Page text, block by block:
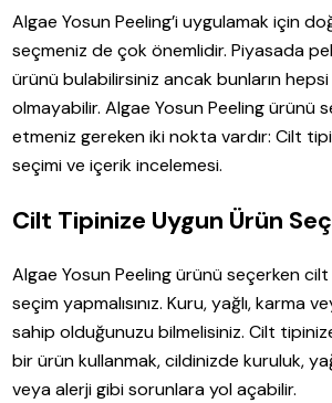
Algae Yosun Peeling’i uygulamak için
seçmeniz de çok önemlidir. Piyasada
ürünü bulabilirsiniz ancak bunların
olmayabilir. Algae Yosun Peeling ürünü
etmeniz gereken iki nokta vardır: Cilt
seçimi ve içerik incelemesi.
Cilt Tipinize Uygun Ürün
Algae Yosun Peeling ürünü seçerken
seçim yapmalısınız. Kuru, yağlı, karma
sahip olduğunuzu bilmelisiniz. Cilt
bir ürün kullanmak, cildinizde kuruluk,
veya alerji gibi sorunlara yol açabilir.